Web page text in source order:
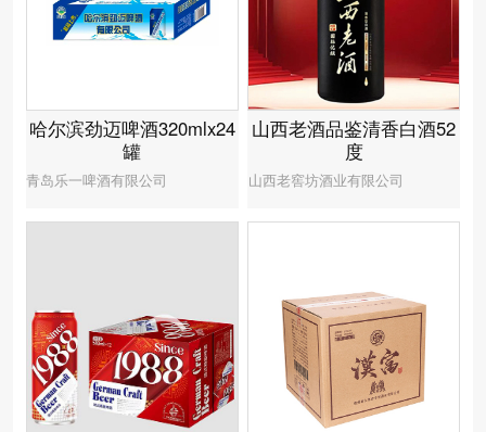
哈尔滨劲迈啤酒320mlx24
罐
青岛乐一啤酒有限公司
山西老酒品鉴清香白酒52
度
山西老窖坊酒业有限公司